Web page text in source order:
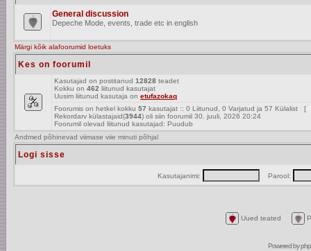
General discussion
Depeche Mode, events, trade etc in english
Märgi kõik alafoorumid loetuks
Kes on foorumil
Kasutajad on postitanud 12828 teadet
Kokku on 462 liitunud kasutajat
Uusim liitunud kasutaja on etufazokaq
Foorumis on hetkel kokku 57 kasutajat :: 0 Liitunud, 0 Varjatud ja 57 Külalist [
Rekordarv külastajaid(3944) oli siin foorumil 30. juuli, 2026 20:24
Foorumil olevad liitunud kasutajad: Puudub
Andmed põhinevad viimase viie minuti põhjal
Logi sisse
Kasutajanimi: Parool:
Uued teated
Powered by